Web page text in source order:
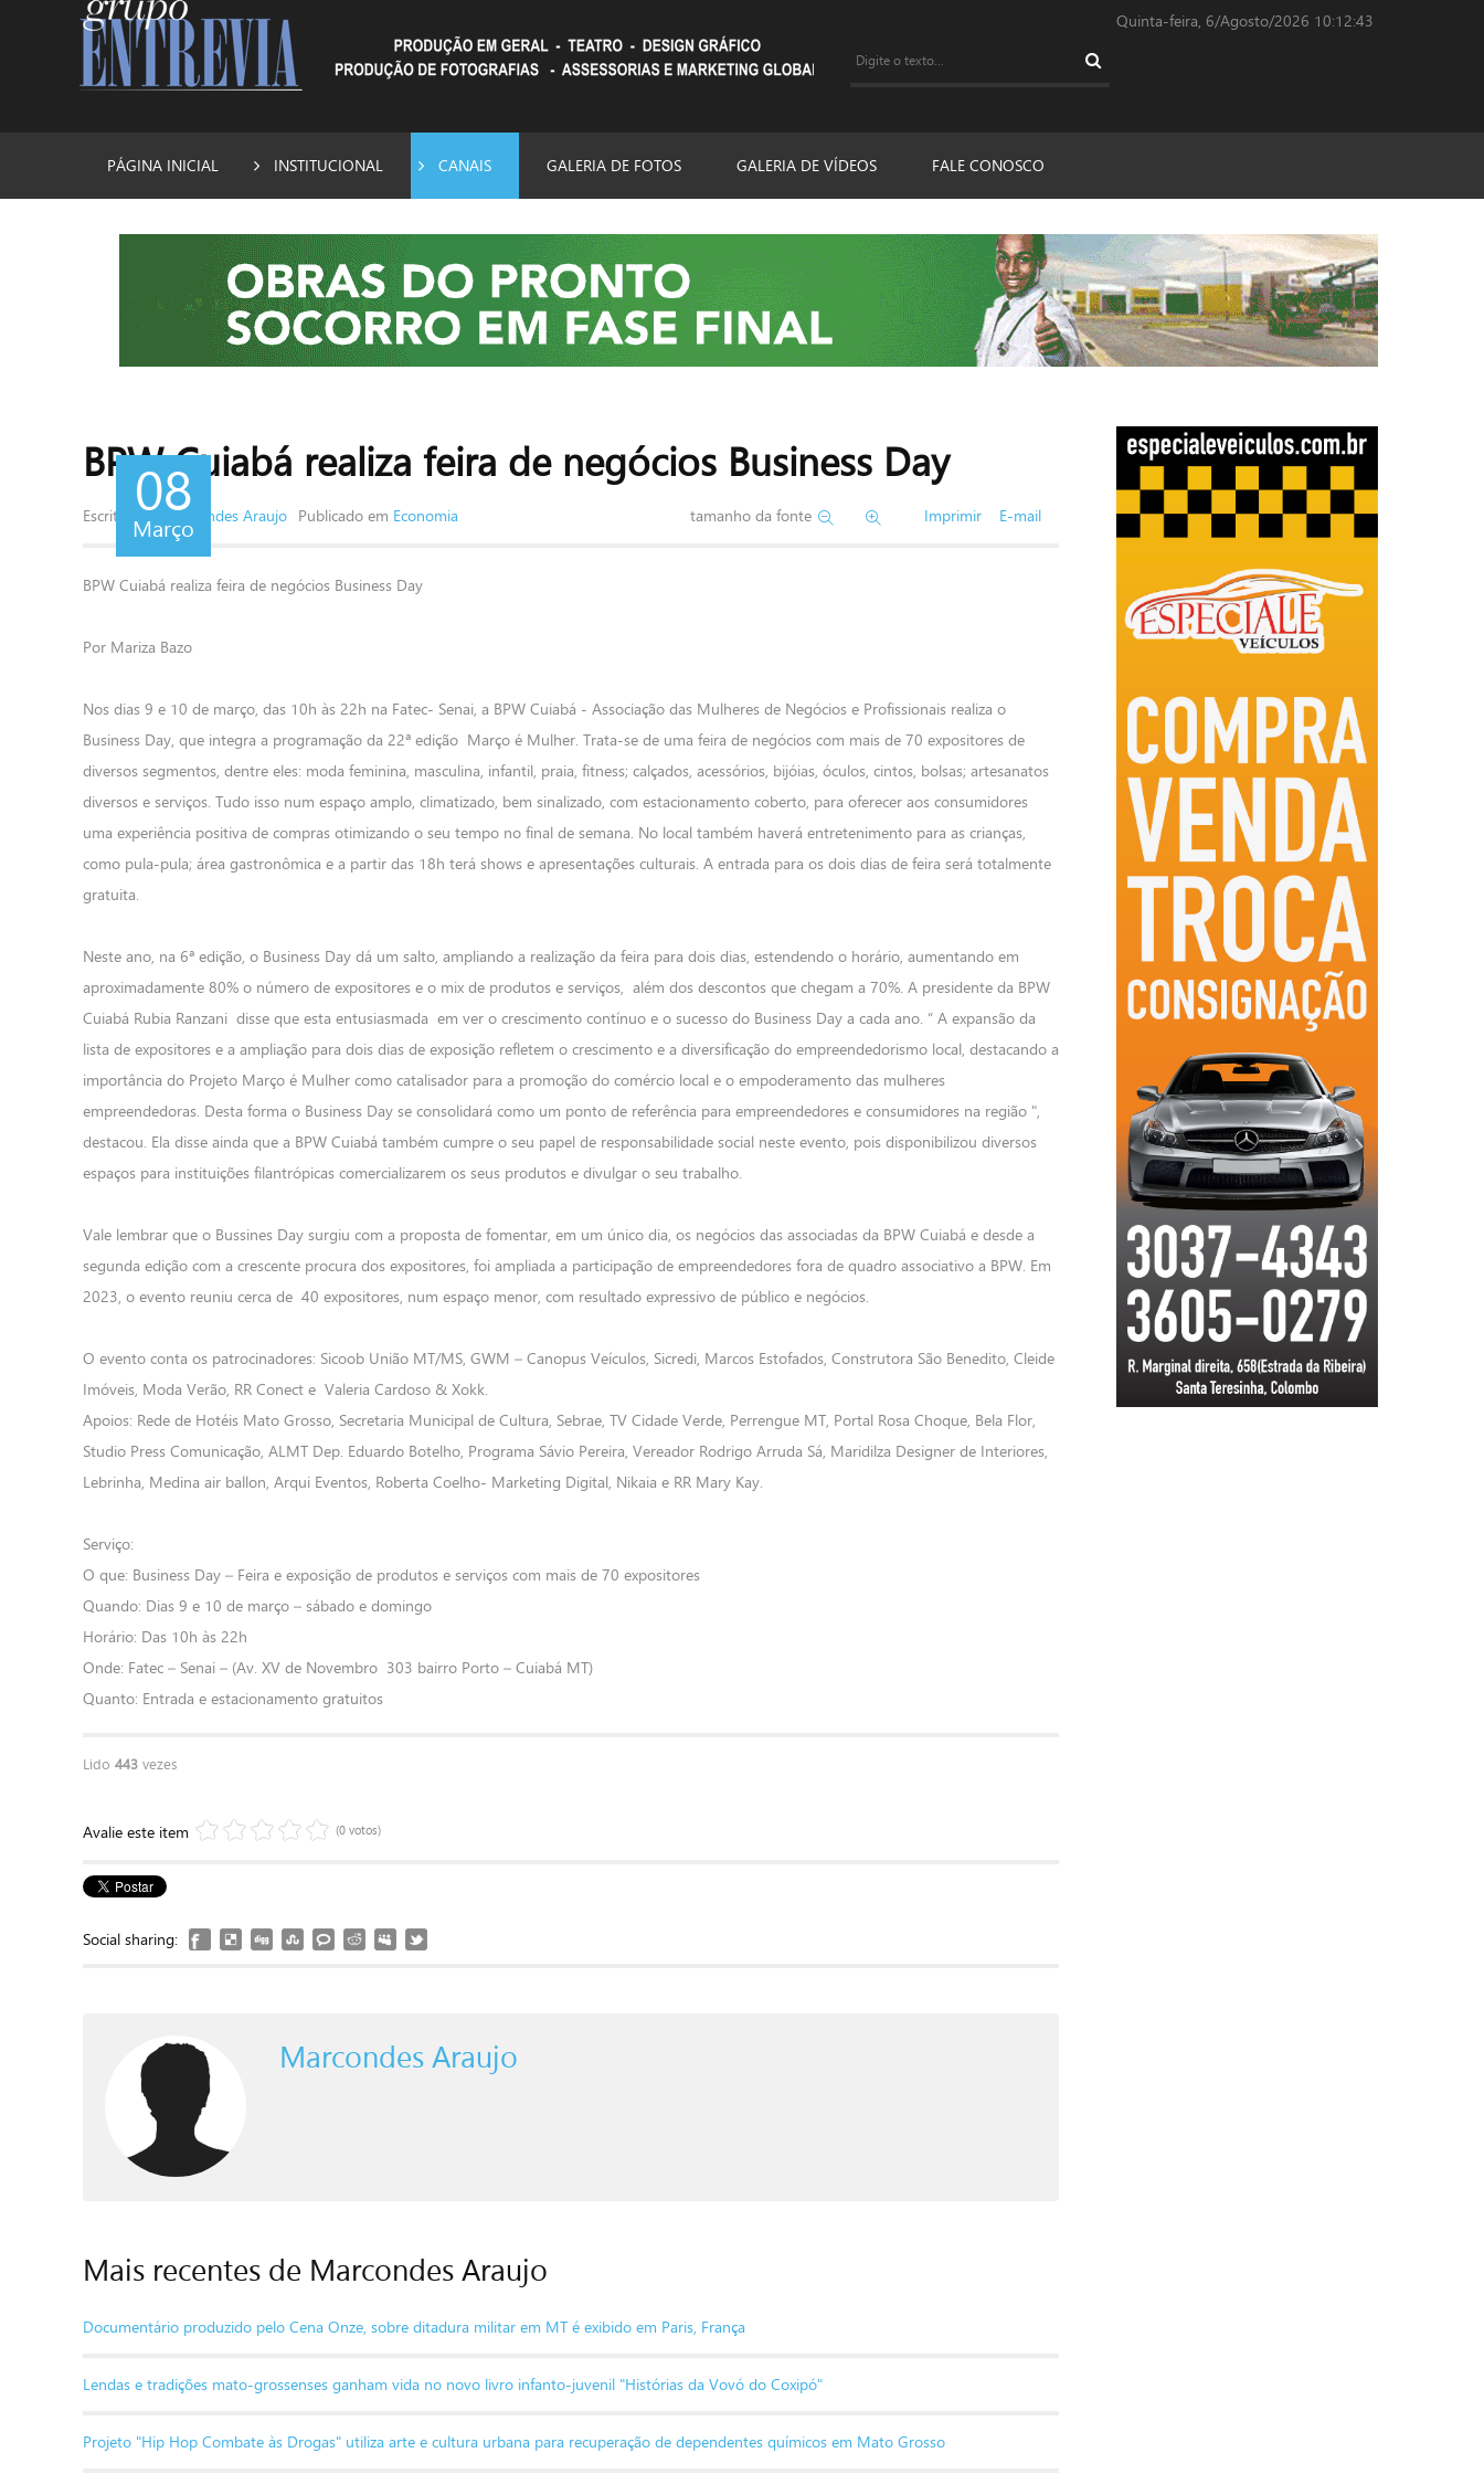
Quinta-feira, 6/Agosto/2026 10:12:43
PÁGINA INICIAL INSTITUCIONAL CANAIS GALERIA DE FOTOS GALERIA DE VÍDEOS FALE CONOSCO
08
Março
BPW Cuiabá realiza feira de negócios Business Day
Escrito por Marcondes Araujo Publicado em Economia tamanho da fonte Imprimir E-mail
BPW Cuiabá realiza feira de negócios Business Day
Por Mariza Bazo
Nos dias 9 e 10 de março, das 10h às 22h na Fatec- Senai, a BPW Cuiabá - Associação das Mulheres de Negócios e Profissionais realiza o
Business Day, que integra a programação da 22ª edição Março é Mulher. Trata-se de uma feira de negócios com mais de 70 expositores de
diversos segmentos, dentre eles: moda feminina, masculina, infantil, praia, fitness; calçados, acessórios, bijóias, óculos, cintos, bolsas; artesanatos
diversos e serviços. Tudo isso num espaço amplo, climatizado, bem sinalizado, com estacionamento coberto, para oferecer aos consumidores
uma experiência positiva de compras otimizando o seu tempo no final de semana. No local também haverá entretenimento para as crianças,
como pula-pula; área gastronômica e a partir das 18h terá shows e apresentações culturais. A entrada para os dois dias de feira será totalmente
gratuita.
Neste ano, na 6ª edição, o Business Day dá um salto, ampliando a realização da feira para dois dias, estendendo o horário, aumentando em
aproximadamente 80% o número de expositores e o mix de produtos e serviços, além dos descontos que chegam a 70%. A presidente da BPW
Cuiabá Rubia Ranzani disse que esta entusiasmada em ver o crescimento contínuo e o sucesso do Business Day a cada ano. “ A expansão da
lista de expositores e a ampliação para dois dias de exposição refletem o crescimento e a diversificação do empreendedorismo local, destacando a
importância do Projeto Março é Mulher como catalisador para a promoção do comércio local e o empoderamento das mulheres
empreendedoras. Desta forma o Business Day se consolidará como um ponto de referência para empreendedores e consumidores na região ",
destacou. Ela disse ainda que a BPW Cuiabá também cumpre o seu papel de responsabilidade social neste evento, pois disponibilizou diversos
espaços para instituições filantrópicas comercializarem os seus produtos e divulgar o seu trabalho.
Vale lembrar que o Bussines Day surgiu com a proposta de fomentar, em um único dia, os negócios das associadas da BPW Cuiabá e desde a
segunda edição com a crescente procura dos expositores, foi ampliada a participação de empreendedores fora de quadro associativo a BPW. Em
2023, o evento reuniu cerca de 40 expositores, num espaço menor, com resultado expressivo de público e negócios.
O evento conta os patrocinadores: Sicoob União MT/MS, GWM – Canopus Veículos, Sicredi, Marcos Estofados, Construtora São Benedito, Cleide
Imóveis, Moda Verão, RR Conect e Valeria Cardoso & Xokk.
Apoios: Rede de Hotéis Mato Grosso, Secretaria Municipal de Cultura, Sebrae, TV Cidade Verde, Perrengue MT, Portal Rosa Choque, Bela Flor,
Studio Press Comunicação, ALMT Dep. Eduardo Botelho, Programa Sávio Pereira, Vereador Rodrigo Arruda Sá, Maridilza Designer de Interiores,
Lebrinha, Medina air ballon, Arqui Eventos, Roberta Coelho- Marketing Digital, Nikaia e RR Mary Kay.
Serviço:
O que: Business Day – Feira e exposição de produtos e serviços com mais de 70 expositores
Quando: Dias 9 e 10 de março – sábado e domingo
Horário: Das 10h às 22h
Onde: Fatec – Senai – (Av. XV de Novembro 303 bairro Porto – Cuiabá MT)
Quanto: Entrada e estacionamento gratuitos
Lido 443 vezes
Avalie este item (0 votos)
Social sharing:
Marcondes Araujo
Mais recentes de Marcondes Araujo
Documentário produzido pelo Cena Onze, sobre ditadura militar em MT é exibido em Paris, França
Lendas e tradições mato-grossenses ganham vida no novo livro infanto-juvenil "Histórias da Vovó do Coxipó"
Projeto "Hip Hop Combate às Drogas" utiliza arte e cultura urbana para recuperação de dependentes químicos em Mato Grosso